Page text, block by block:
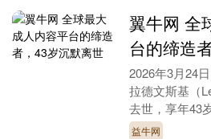
翼牛网 全
台的缔造
2026年3月24
拉德文斯基（
去世，享年43
激起的波澜远比
益牛网